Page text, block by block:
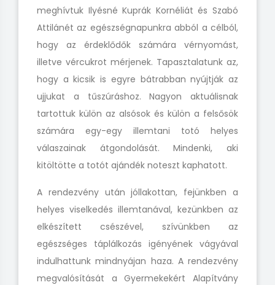
meghívtuk Ilyésné Kuprák Kornéliát és Szabó
Attilánét az egészségnapunkra abból a célból,
hogy az érdeklődők számára vérnyomást,
illetve vércukrot mérjenek. Tapasztalatunk az,
hogy a kicsik is egyre bátrabban nyújtják az
ujjukat a tűszúráshoz. Nagyon aktuálisnak
tartottuk külön az alsósok és külön a felsősök
számára egy-egy illemtani totó helyes
válaszainak átgondolását. Mindenki, aki
kitöltötte a totót ajándék noteszt kaphatott.
A rendezvény után jóllakottan, fejünkben a
helyes viselkedés illemtanával, kezünkben az
elkészített csészével, szívünkben az
egészséges táplálkozás igényének vágyával
indulhattunk mindnyájan haza. A rendezvény
megvalósítását a Gyermekekért Alapítvány